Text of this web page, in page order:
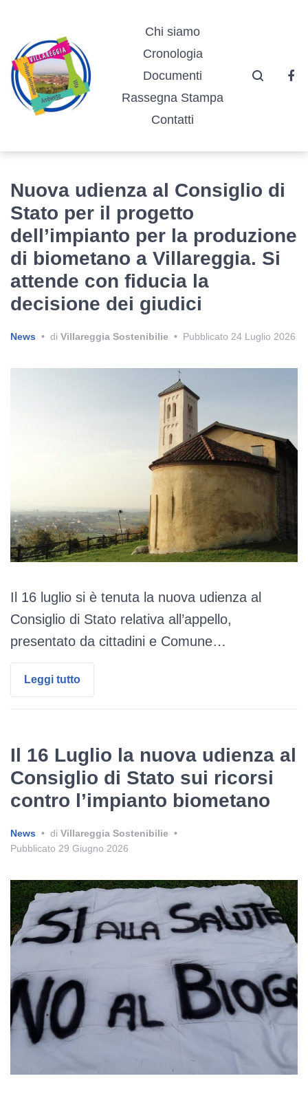
navigazione
principale
contenuto
footer
Chi siamo
Cronologia
Documenti
Rassegna Stampa
Contatti
Nuova udienza al Consiglio di
Stato per il progetto
dell’impianto per la produzione
di biometano a Villareggia. Si
attende con fiducia la
decisione dei giudici
News • di Villareggia Sostenibilie • Pubblicato 24 Luglio 2026
Il 16 luglio si è tenuta la nuova udienza al
Consiglio di Stato relativa all’appello,
presentato da cittadini e Comune…
Leggi tutto
Il 16 Luglio la nuova udienza al
Consiglio di Stato sui ricorsi
contro l’impianto biometano
News • di Villareggia Sostenibilie •
Pubblicato 29 Giugno 2026